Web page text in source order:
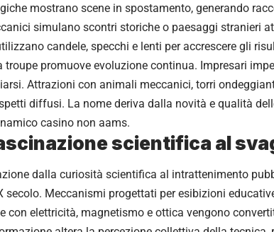
mostrano scene in spostamento, generando
simulano scontri storiche o paesaggi stranieri
candele, specchi e lenti per accrescere gli
troupe promuove evoluzione continua. Impresari
Attrazioni con animali meccanici, torri
diffusi. La nome deriva dalla novità e qualità
casino non aams.
scientifica al
dalla curiosità scientifica al intrattenimento
secolo. Meccanismi progettati per esibizioni
con elettricità, magnetismo e ottica vengono